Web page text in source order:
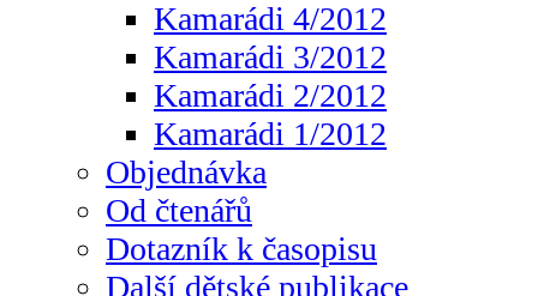
Kamarádi 4/2012
Kamarádi 3/2012
Kamarádi 2/2012
Kamarádi 1/2012
Objednávka
Od čtenářů
Dotazník k časopisu
Další dětské publikace